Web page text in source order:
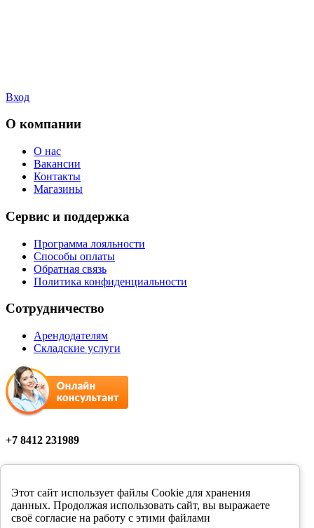
Этот сайт использует файлы Cookie для хранения
данных. Продолжая использовать сайт, вы выражаете
своё согласие на работу с этими файлами
Вход
О компании
О нас
Вакансии
Контакты
Магазины
Сервис и поддержка
Программа лояльности
Способы оплаты
Обратная связь
Политика конфиденциальности
Сотрудничество
Арендодателям
Складские услуги
+7 8412 231989
Мы в соцсетях